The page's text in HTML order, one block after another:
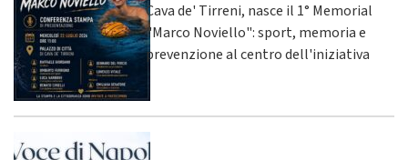
Cava de' Tirreni, nasce il 1° Memorial
"Marco Noviello": sport, memoria e
prevenzione al centro dell'iniziativa